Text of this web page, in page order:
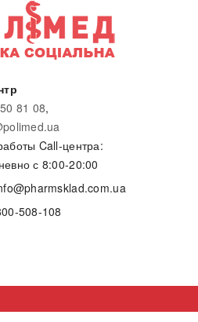
81 08,
Call-центра:
с 8:00-20:00
508-108